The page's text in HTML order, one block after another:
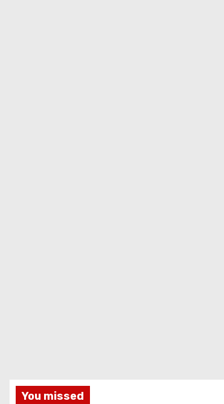
You missed